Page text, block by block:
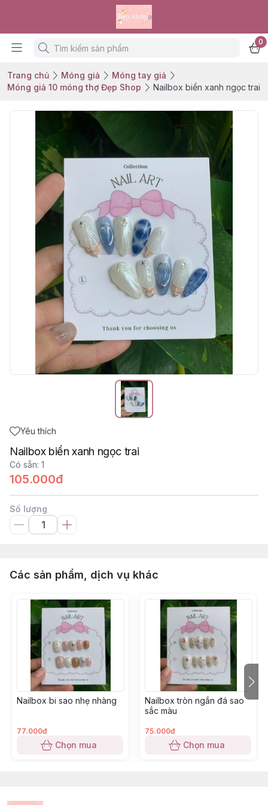
0
Trang chủ Móng giả
Móng tay giả
Móng giả 10 móng thợ Đẹp Shop
Nailbox biển xanh ngọc trai
Yêu thích
Nailbox biển xanh ngọc trai
Có sẵn: 1
105.000đ
Số lượng
Các sản phẩm, dịch vụ khác
Nailbox bi sao nhẹ nhàng
77.000đ
Chọn mua
Nailbox tròn ngắn đá sao
sắc màu
75.000đ
Chọn mua